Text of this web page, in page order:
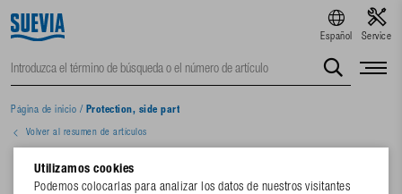
Español Service
Página de inicio / Protection, side part
Volver al resumen de artículos
Utilizamos cookies
Podemos colocarlas para analizar los datos de nuestros visitantes